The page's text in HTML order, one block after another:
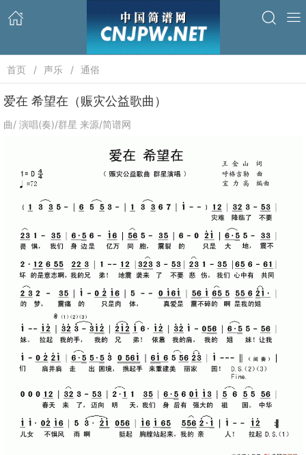
首页 声乐 通俗
爱在 希望在（赈灾公益歌曲）
曲/ 演唱(奏)/群星 来源/简谱网